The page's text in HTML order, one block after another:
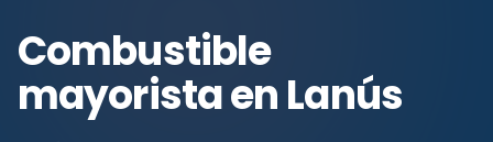
Combustible
mayorista enLanús